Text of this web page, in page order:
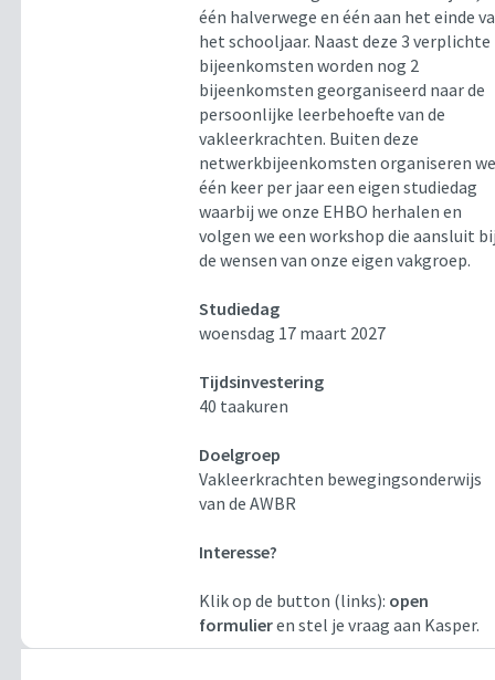
één halverwege en één aan het einde
het schooljaar. Naast deze 3 verplichte
bijeenkomsten worden nog 2
bijeenkomsten georganiseerd naar de
persoonlijke leerbehoefte van de
vakleerkrachten. Buiten deze
netwerkbijeenkomsten organiseren
één keer per jaar een eigen studiedag
waarbij we onze EHBO herhalen en
volgen we een workshop die aansluit
de wensen van onze eigen vakgroep.
Studiedag
woensdag 17 maart 2027
Tijdsinvestering
40 taakuren
Doelgroep
Vakleerkrachten bewegingsonderwijs
van de AWBR
Interesse?
Klik op de button (links): open
formulieren stel je vraag aan Kasper.